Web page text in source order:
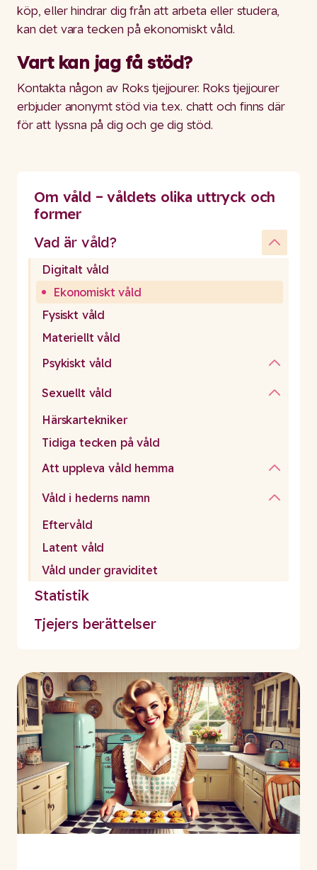
köp, eller hindrar dig från att arbeta eller studera,
kan det vara tecken på ekonomiskt våld.
Vart kan jag få stöd?
Kontakta någon av Roks tjejjourer. Roks tjejjourer
erbjuder anonymt stöd via t.ex. chatt och finns där
för att lyssna på dig och ge dig stöd.
Om våld – våldets olika uttryck och
former
Vad är våld?
Digitalt våld
Ekonomiskt våld
Fysiskt våld
Materiellt våld
Psykiskt våld
Sexuellt våld
Härskartekniker
Tidiga tecken på våld
Att uppleva våld hemma
Våld i hederns namn
Eftervåld
Latent våld
Våld under graviditet
Statistik
Tjejers berättelser